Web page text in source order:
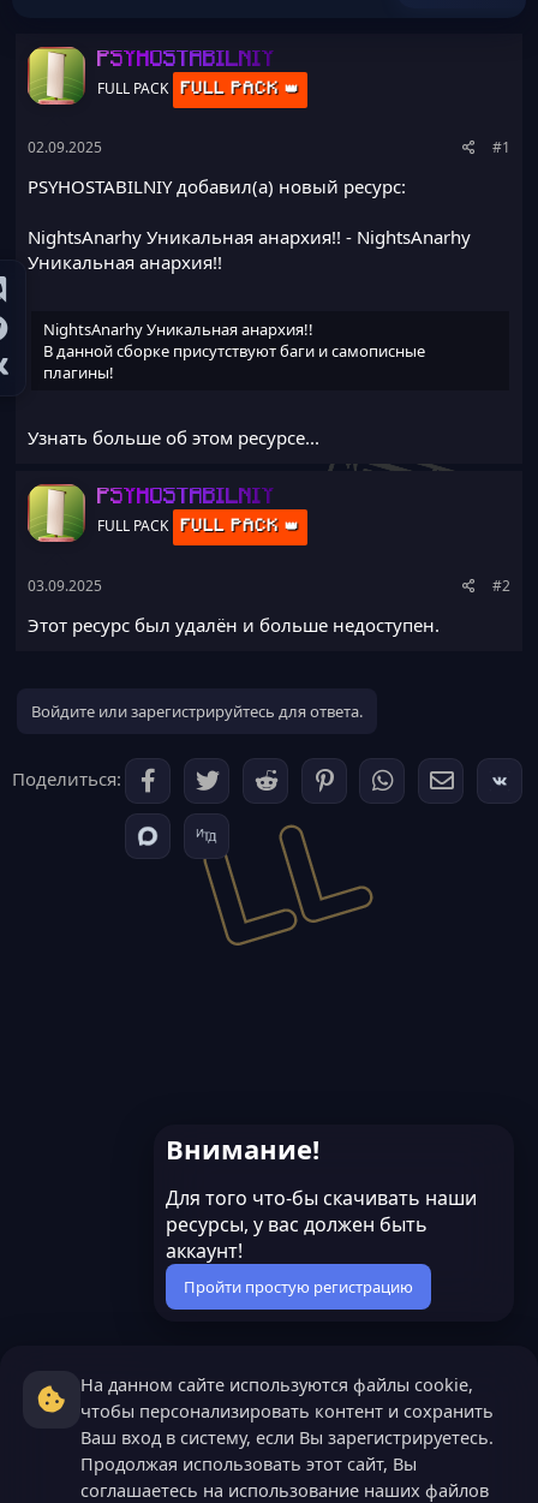
ы
а
PSYHOSTABILNIY
FULL PACK FULL PACK 👑
02.09.2025 #1
PSYHOSTABILNIY добавил(а) новый ресурс:
NightsAnarhy Уникальная анархия!! - NightsAnarhy
Уникальная анархия!!
NightsAnarhy Уникальная анархия!!
В данной сборке присутствуют баги и самописные
плагины!
Узнать больше об этом ресурсе...
PSYHOSTABILNIY
FULL PACK FULL PACK 👑
03.09.2025 #2
Этот ресурс был удалён и больше недоступен.
Войдите или зарегистрируйтесь для ответа.
Поделиться:
Внимание!
Для того что-бы скачивать наши
ресурсы, у вас должен быть
аккаунт!
Пройти простую регистрацию
На данном сайте используются файлы cookie,
чтобы персонализировать контент и сохранить
Ваш вход в систему, если Вы зарегистрируетесь.
Продолжая использовать этот сайт, Вы
соглашаетесь на использование наших файлов